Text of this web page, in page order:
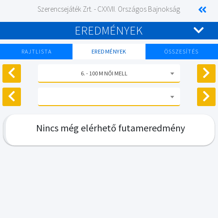
Szerencsejáték Zrt. - CXXVII. Országos Bajnokság
EREDMÉNYEK
RAJTLISTA EREDMÉNYEK ÖSSZESÍTÉS
6. - 100 M NŐI MELL
Nincs még elérhető futameredmény